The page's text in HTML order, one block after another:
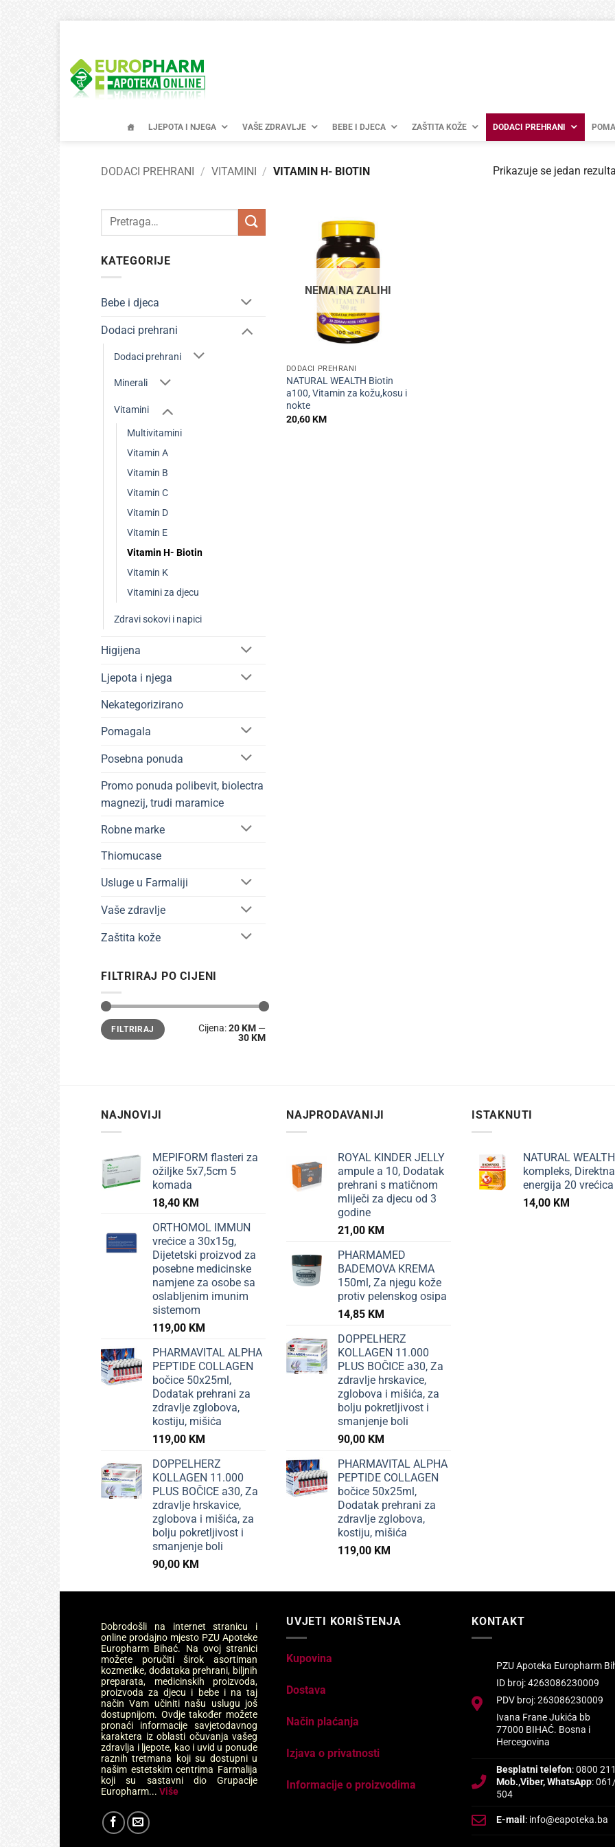
content
LJEPOTA I NJEGA VAŠE ZDRAVLJE BEBE I DJECA ZAŠTITA KOŽE DODACI PREHRANI
DODACI PREHRANI / VITAMINI / VITAMIN H- BIOTIN Prikazuje se jedan
Pretraži:
KATEGORIJE
Bebe i djeca
Dodaci prehrani
Dodaci prehrani
Minerali
Vitamini
Multivitamini
Vitamin A
Vitamin B
Vitamin C
Vitamin D
Vitamin E
Vitamin H- Biotin
Vitamin K
Vitamini za djecu
Zdravi sokovi i napici
Higijena
Ljepota i njega
Nekategorizirano
Pomagala
Posebna ponuda
Promo ponuda polibevit, biolectra
magnezij, trudi maramice
Robne marke
Thiomucase
Usluge u Farmaliji
Vaše zdravlje
Zaštita kože
FILTRIRAJ PO CIJENI
Min
cijena
Maks
cijenaFILTRIRAJ Cijena:20 KM —
30 KM
NEMA NA ZALIHI
DODACI PREHRANI
NATURAL WEALTH Biotin
a100, Vitamin za kožu,kosu i
nokte
20,60KM
NAJNOVIJI
MEPIFORM flasteri za
ožiljke 5x7,5cm 5
komada
18,40 KM
ORTHOMOL IMMUN
vrećice a 30x15g,
Dijetetski proizvod za
posebne medicinske
namjene za osobe sa
oslabljenim imunim
sistemom
119,00 KM
PHARMAVITAL ALPHA
PEPTIDE COLLAGEN
bočice 50x25ml,
Dodatak prehrani za
zdravlje zglobova,
kostiju, mišića
119,00 KM
DOPPELHERZ
KOLLAGEN 11.000
PLUS BOČICE a30, Za
zdravlje hrskavice,
zglobova i mišića, za
bolju pokretljivost i
smanjenje boli
90,00 KM
NAJPRODAVANIJI
ROYAL KINDER JELLY
ampule a 10, Dodatak
prehrani s matičnom
mliječi za djecu od 3
godine
21,00 KM
PHARMAMED
BADEMOVA KREMA
150ml, Za njegu kože
protiv pelenskog osipa
14,85 KM
DOPPELHERZ
KOLLAGEN 11.000
PLUS BOČICE a30, Za
zdravlje hrskavice,
zglobova i mišića, za
bolju pokretljivost i
smanjenje boli
90,00 KM
PHARMAVITAL ALPHA
PEPTIDE COLLAGEN
bočice 50x25ml,
Dodatak prehrani za
zdravlje zglobova,
kostiju, mišića
119,00 KM
ISTAKNUTI
NATURAL
kompleks, Direktna
energija 20 vrećica
14,00 KM
Dobrodošli na internet stranicu i
online prodajno mjesto PZU Apoteke
Europharm Bihać. Na ovoj stranici
možete poručiti širok asortiman
kozmetike, dodataka prehrani, biljnih
preparata, medicinskih proizvoda,
proizvoda za djecu i bebe i na taj
način Vam učiniti našu uslugu još
dostupnijom. Ovdje također možete
pronaći informacije savjetodavnog
karaktera iz oblasti očuvanja vašeg
zdravlja i ljepote, kao i uvid u ponude
raznih tretmana koji su dostupni u
našim estetskim centrima Farmalija
koji su sastavni dio Grupacije
Europharm... Više
UVJETI KORIŠTENJA
Kupovina
Dostava
Način plaćanja
Izjava o privatnosti
Informacije o proizvodima
KONTAKT
PZU Apoteka Europharm
ID broj: 4263086230009
PDV broj: 263086230009
Ivana Frane Jukića bb
77000 BIHAĆ. Bosna i
Hercegovina
Besplatni telefon: 0800
Mob.,Viber, WhatsApp:
504
E-mail : info@eapoteka.ba